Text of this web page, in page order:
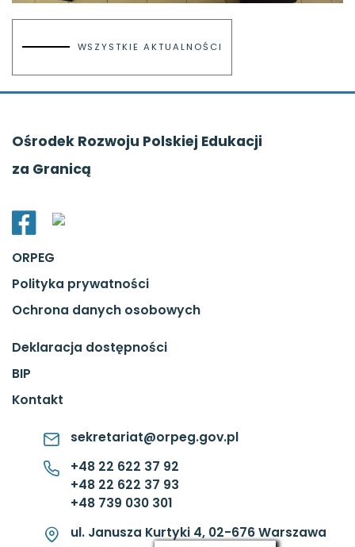
WSZYSTKIE AKTUALNOŚCI
Ośrodek Rozwoju Polskiej Edukacji
za Granicą
ORPEG
Polityka prywatności
Ochrona danych osobowych
Deklaracja dostępności
BIP
Kontakt
sekretariat@orpeg.gov.pl
+48 22 622 37 92
+48 22 622 37 93
+48 739 030 301
ul. Janusza Kurtyki 4, 02-676 Warszawa